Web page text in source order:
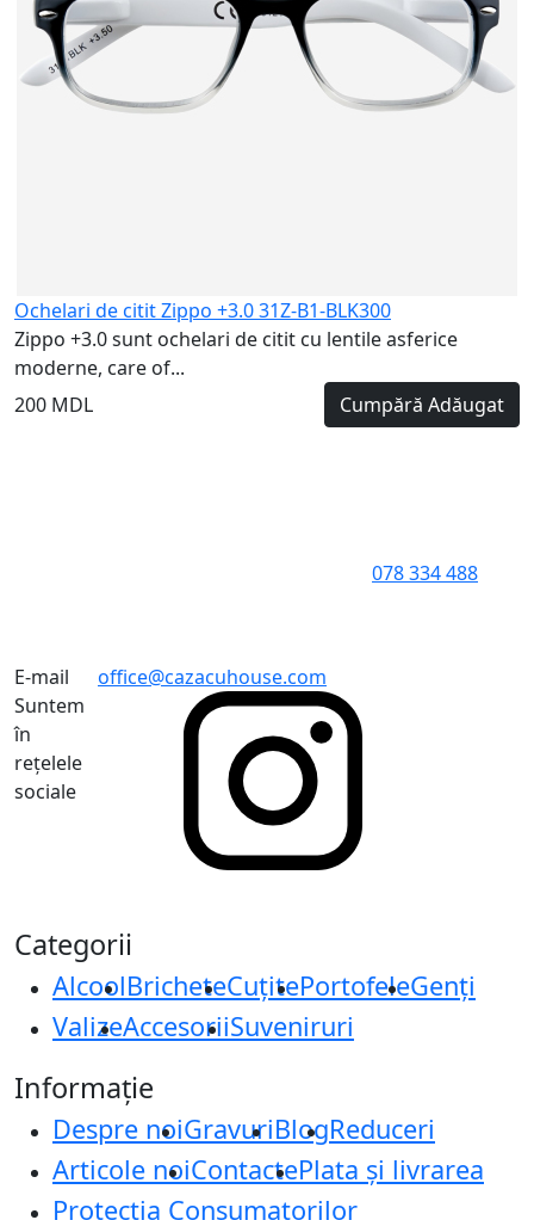
Ochelari de citit Zippo +3.0 31Z-B1-BLK300
Zippo +3.0 sunt ochelari de citit cu lentile asferice
moderne, care of...
200 MDL
Cumpără Adăugat
078 334 488
E-mail
office@cazacuhouse.com
Suntem
în
rețelele
sociale
Categorii
AlcoolBricheteCuțitePortofeleGenți
ValizeAccesoriiSuveniruri
Informație
Despre noiGravuriBlogReduceri
Articole noiContactePlata și livrarea
Protecţia Consumatorilor